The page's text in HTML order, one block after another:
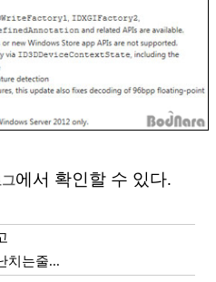
에서 확인할 수 있다.
치는줄...